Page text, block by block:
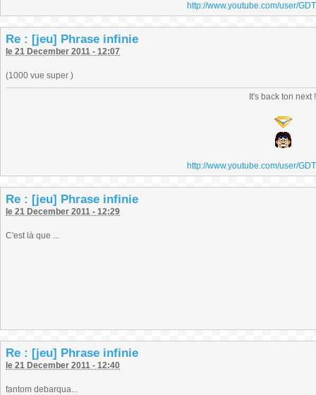
http://www.youtube.com/user/
Re : [jeu] Phrase infinie
le 21 December 2011 - 12:07
(1000 vue super )
It's back ton next !
http://www.youtube.com/user/
Re : [jeu] Phrase infinie
le 21 December 2011 - 12:29
C'est là que ...
Re : [jeu] Phrase infinie
le 21 December 2011 - 12:40
fantom debarqua...